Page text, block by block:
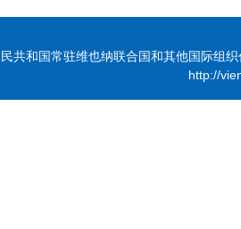
共和国常驻维也纳联合国和其他国际组
http://